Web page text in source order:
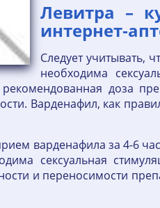
Левитра –
Следует учитывать,
необходима
доза
Варденафил, как
варденафила за 4-6
сексуальная
и переносимости